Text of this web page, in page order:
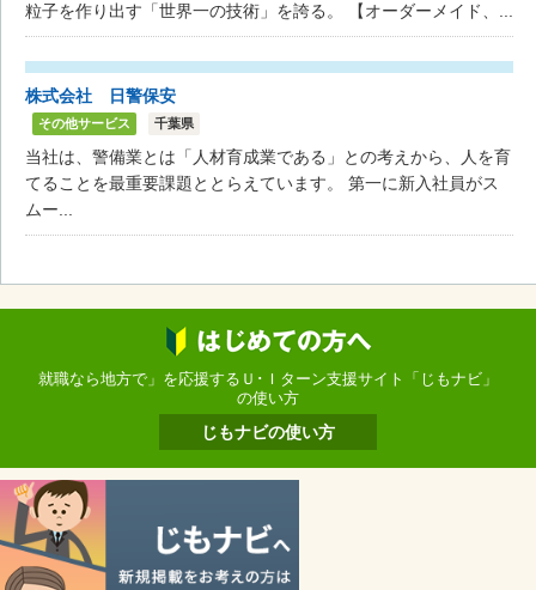
粒子を作り出す「世界一の技術」を誇る。 【オーダーメイド、...
株式会社 日警保安
その他サービス 千葉県
当社は、警備業とは「人材育成業である」との考えから、人を育
てることを最重要課題ととらえています。 第一に新入社員がス
ムー...
就職なら地方で」を応援するＵ･Ｉターン支援サイト「じもナビ」
の使い方
じもナビの使い方